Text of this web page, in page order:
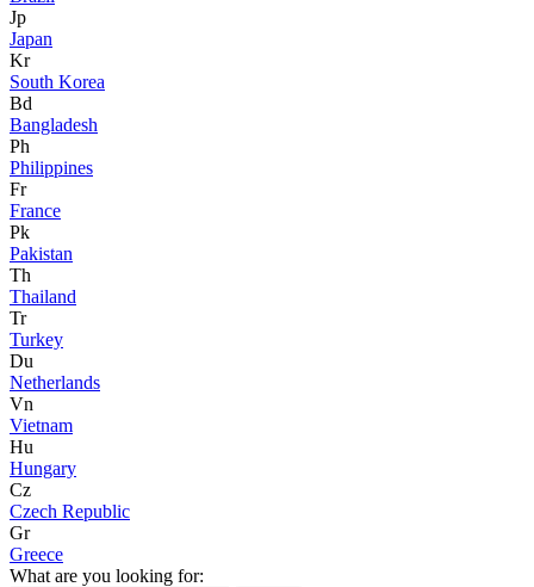
Jp
Japan
Kr
South Korea
Bd
Bangladesh
Ph
Philippines
Fr
France
Pk
Pakistan
Th
Thailand
Tr
Turkey
Du
Netherlands
Vn
Vietnam
Hu
Hungary
Cz
Czech Republic
Gr
Greece
What are you looking for: